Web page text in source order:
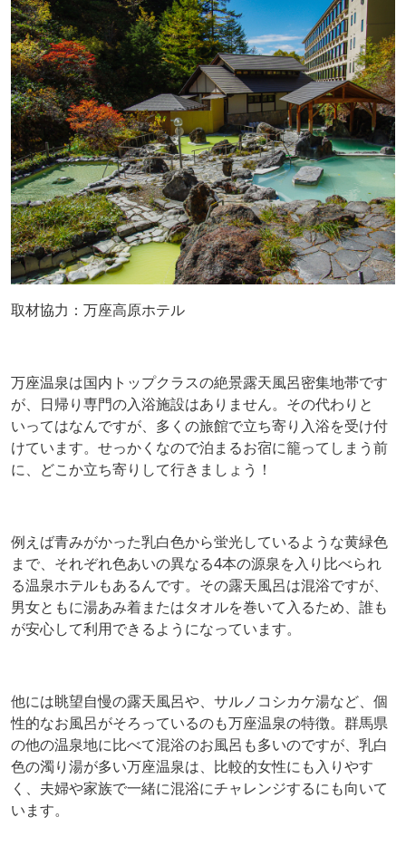
取材協力：万座高原ホテル
万座温泉は国内トップクラスの絶景露天風呂密集地帯です
が、日帰り専門の入浴施設はありません。その代わりと
いってはなんですが、多くの旅館で立ち寄り入浴を受け付
けています。せっかくなので泊まるお宿に籠ってしまう前
に、どこか立ち寄りして行きましょう！
例えば青みがかった乳白色から蛍光しているような黄緑色
まで、それぞれ色あいの異なる4本の源泉を入り比べられ
る温泉ホテルもあるんです。その露天風呂は混浴ですが、
男女ともに湯あみ着またはタオルを巻いて入るため、誰も
が安心して利用できるようになっています。
他には眺望自慢の露天風呂や、サルノコシカケ湯など、個
性的なお風呂がそろっているのも万座温泉の特徴。群馬県
の他の温泉地に比べて混浴のお風呂も多いのですが、乳白
色の濁り湯が多い万座温泉は、比較的女性にも入りやす
く、夫婦や家族で一緒に混浴にチャレンジするにも向いて
います。